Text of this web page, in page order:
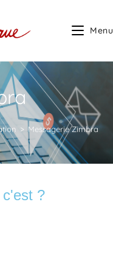
Menu
> Messagerie Zimbra
?